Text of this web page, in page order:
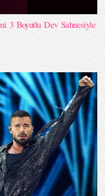
3 Boyutlu Dev Sahnesiyle